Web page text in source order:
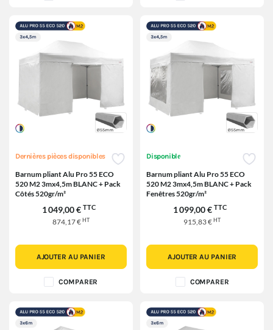
Dernières pièces disponibles
Barnum pliant Alu Pro 55 ECO
520 M2 3mx4,5m BLANC + Pack
Côtés 520gr/m²
1 049,00 € TTC
874,17 €HT
AJOUTER AU PANIER
COMPARER
Disponible
Barnum pliant Alu Pro 55 ECO
520 M2 3mx4,5m BLANC + Pack
Fenêtres 520gr/m²
1 099,00 € TTC
915,83 €HT
AJOUTER AU PANIER
COMPARER